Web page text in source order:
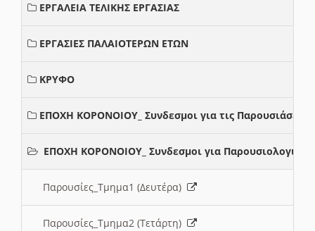
ΕΡΓΑΛΕΙΑ ΤΕΛΙΚΗΣ ΕΡΓΑΣΙΑΣ
ΕΡΓΑΣΙΕΣ ΠΑΛΑΙΟΤΕΡΩΝ ΕΤΩΝ
ΚΡΥΦΟ
ΕΠΟΧΗ ΚΟΡΟΝΟΙΟΥ_ Συνδεσμοι για τις Παρουσιάσεις
ΕΠΟΧΗ ΚΟΡΟΝΟΙΟΥ_ Συνδεσμοι για Παρουσιολογια
Παρουσίες_Τμημα1 (Δευτέρα)
Παρουσίες_Τμημα2 (Τετάρτη)